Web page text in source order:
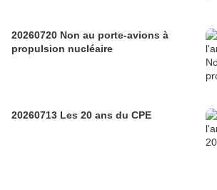
20260720 Non au porte-avions à
propulsion nucléaire
20260713 Les 20 ans du CPE